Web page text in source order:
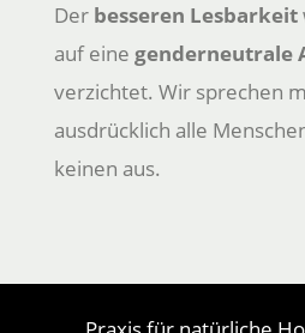
Der besseren Lesbarkeit
auf eine genderneutrale
verzichtet. Wir sprechen
ausdrücklich alle
keinen aus.